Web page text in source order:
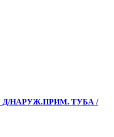
Д/НАРУЖ.ПРИМ. ТУБА /